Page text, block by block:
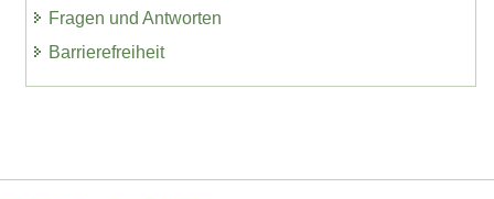
Fragen und Antworten
Barrierefreiheit